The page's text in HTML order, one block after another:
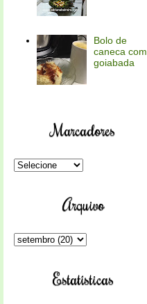
Bolo de
caneca com
goiabada
Marcadores
Arquivo
Estatísticas